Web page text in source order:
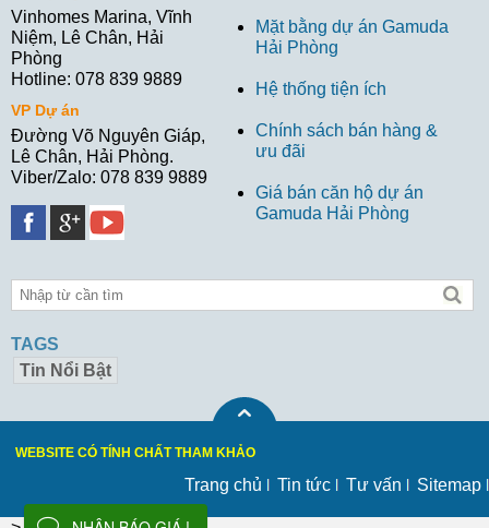
Vinhomes Marina, Vĩnh
Niệm, Lê Chân, Hải
Phòng
Hotline: 078 839 9889
VP Dự án
Đường Võ Nguyên Giáp,
Lê Chân, Hải Phòng.
Viber/Zalo: 078 839 9889
Mặt bằng dự án Gamuda
Hải Phòng
Hệ thống tiện ích
Chính sách bán hàng &
ưu đãi
Giá bán căn hộ dự án
Gamuda Hải Phòng
TAGS
Tin Nổi Bật
WEBSITE CÓ TÍNH CHẤT THAM KHẢO
Trang chủ Tin tức Tư vấn Sitemap